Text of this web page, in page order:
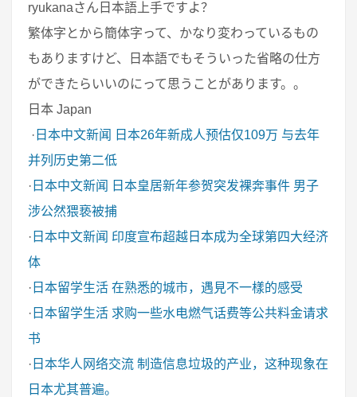
ryukanaさん日本語上手ですよ？
繁体字とから簡体字って、かなり変わっているもの
もありますけど、日本語でもそういった省略の仕方
ができたらいいのにって思うことがあります。。
日本 Japan
· 日本中文新闻
日本26年新成人预估仅109万 与去年
并列历史第二低
· 日本中文新闻
日本皇居新年参贺突发裸奔事件 男子
涉公然猥亵被捕
· 日本中文新闻 印度宣布超越日本成为全球第四大经济
体
· 日本留学生活 在熟悉的城市，遇見不一樣的感受
· 日本留学生活 求购一些水电燃气话费等公共料金请求
书
· 日本华人网络交流 制造信息垃圾的产业，这种现象在
日本尤其普遍。